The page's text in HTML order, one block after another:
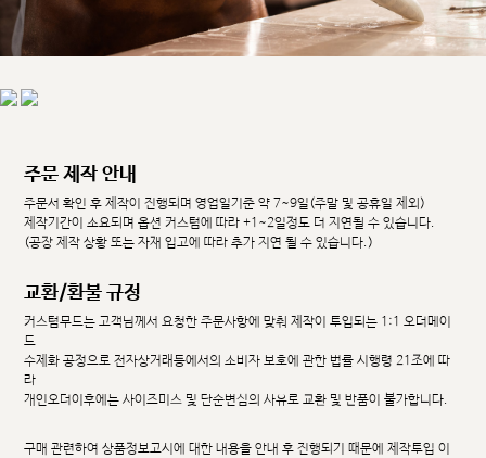
주문 제작 안내
주문서 확인 후 제작이 진행되며 영업일기준 약 7~9일(주말 및 공휴일 제외)
제작기간이 소요되며 옵션 커스텀에 따라 +1~2일정도 더 지연될 수 있습니다.
(공장 제작 상황 또는 자재 입고에 따라 추가 지연 될 수 있습니다.)
교환/환불 규정
커스텀무드는 고객님께서 요청한 주문사항에 맞춰 제작이 투입되는 1:1 오더메이
드
수제화 공정으로 전자상거래등에서의 소비자 보호에 관한 법률 시행령 21조에 따
라
개인오더이후에는 사이즈미스 및 단순변심의 사유로 교환 및 반품이 불가합니다.
구매 관련하여 상품정보고시에 대한 내용을 안내 후 진행되기 때문에 제작투입 이